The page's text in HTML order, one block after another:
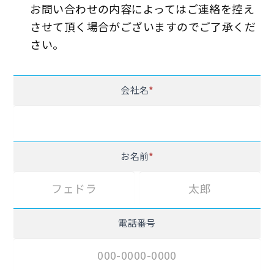
お問い合わせの内容によってはご連絡を控え
させて頂く場合がございますのでご了承くだ
さい。
お
せ
ム
会社名*
お名前*
電話番号